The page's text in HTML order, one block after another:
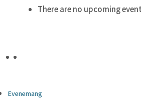
There are no upcoming
Evenemang